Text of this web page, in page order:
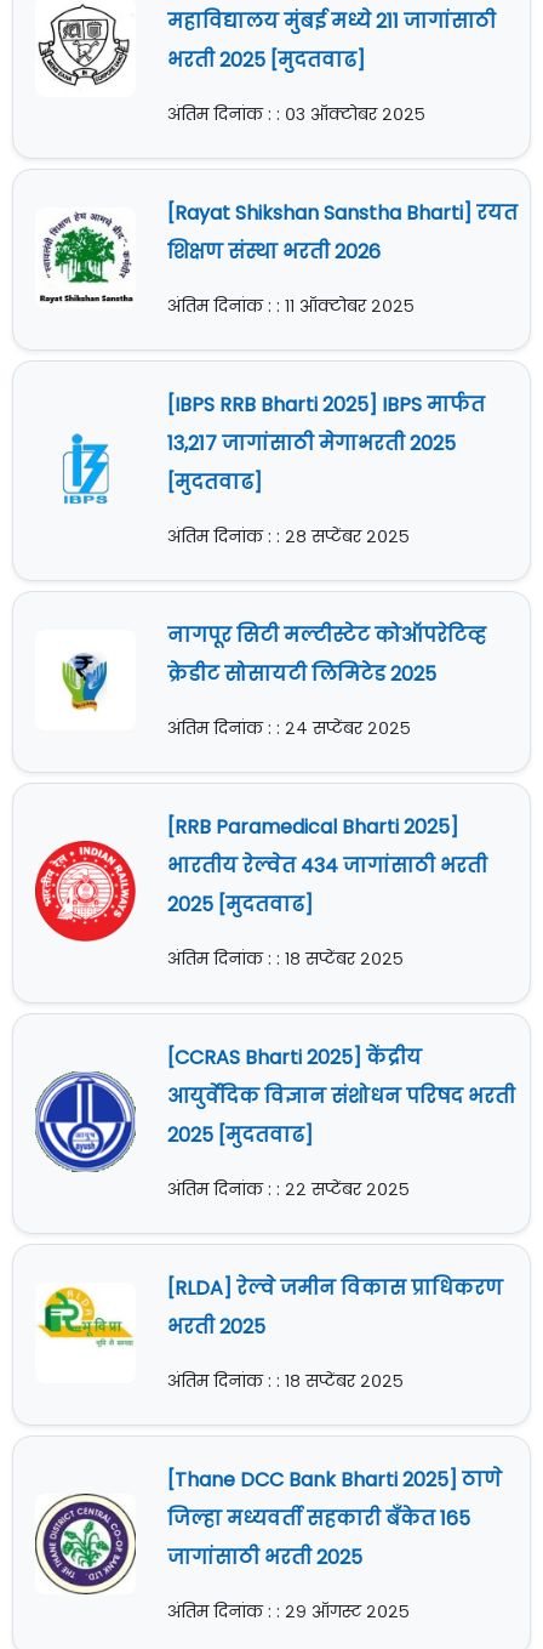
महाविद्यालय मुंबई मध्ये 211 जागांसाठी
भरती 2025 [मुदतवाढ]
अंतिम दिनांक : : ०३ ऑक्टोबर २०२५
[Rayat Shikshan Sanstha Bharti] रयत
शिक्षण संस्था भरती 2026
अंतिम दिनांक : : ११ ऑक्टोबर २०२५
[IBPS RRB Bharti 2025] IBPS मार्फत
13,217 जागांसाठी मेगाभरती 2025
[मुदतवाढ]
अंतिम दिनांक : : २८ सप्टेंबर २०२५
नागपूर सिटी मल्टीस्टेट कोऑपरेटिव्ह
क्रेडीट सोसायटी लिमिटेड 2025
अंतिम दिनांक : : २४ सप्टेंबर २०२५
[RRB Paramedical Bharti 2025]
भारतीय रेल्वेत 434 जागांसाठी भरती
2025 [मुदतवाढ]
अंतिम दिनांक : : १८ सप्टेंबर २०२५
[CCRAS Bharti 2025] केंद्रीय
आयुर्वेदिक विज्ञान संशोधन परिषद भरती
2025 [मुदतवाढ]
अंतिम दिनांक : : २२ सप्टेंबर २०२५
[RLDA] रेल्वे जमीन विकास प्राधिकरण
भरती 2025
अंतिम दिनांक : : १८ सप्टेंबर २०२५
[Thane DCC Bank Bharti 2025] ठाणे
जिल्हा मध्यवर्ती सहकारी बँकेत 165
जागांसाठी भरती 2025
अंतिम दिनांक : : २९ ऑगस्ट २०२५